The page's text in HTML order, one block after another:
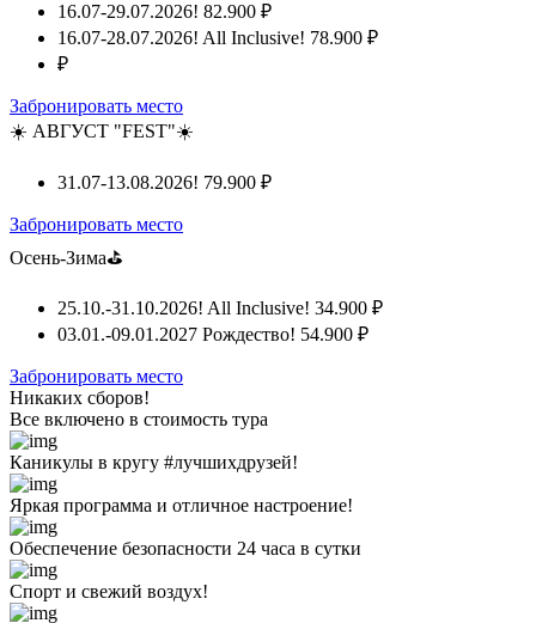
16.07-29.07.2026! 82.900 ₽
16.07-28.07.2026! All Inclusive! 78.900 ₽
₽
Забронировать место
☀️ АВГУСТ "FEST"☀️
31.07-13.08.2026! 79.900 ₽
Забронировать место
Осень-Зима⛳
25.10.-31.10.2026! All Inclusive! 34.900 ₽
03.01.-09.01.2027 Рождество! 54.900 ₽
Забронировать место
Никаких сборов!
Все включено в стоимость тура
Каникулы в кругу #лучшихдрузей!
Яркая программа и отличное настроение!
Обеспечение безопасности 24 часа в сутки
Спорт и свежий воздух!